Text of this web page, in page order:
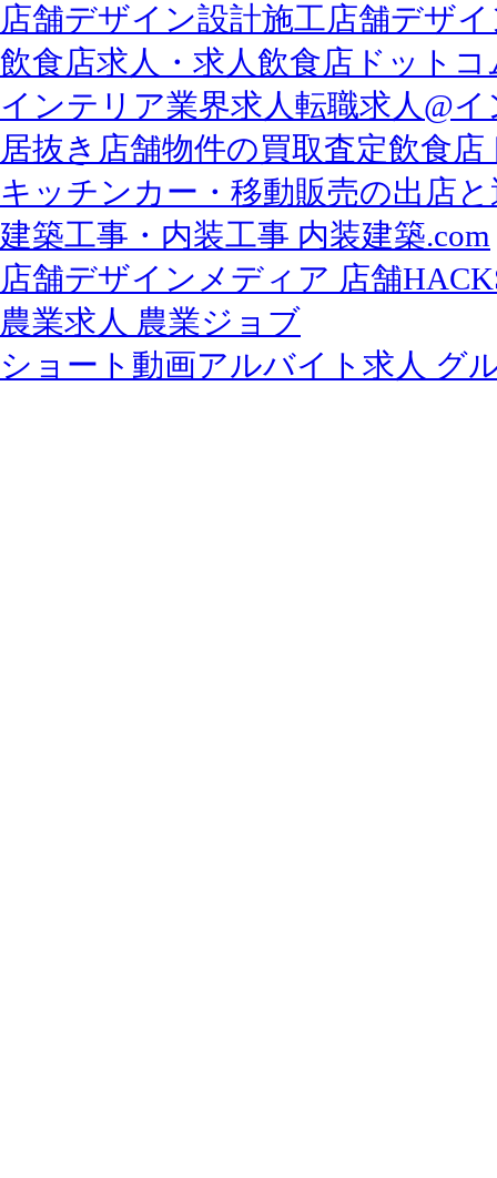
店舗デザイン設計施工店舗デザ
飲食店求人・ 求人飲食店ドットコ
インテリア業界求人転職求人@
居抜き店舗物件の買取査定飲食
キッチンカー・移動販売の出店
建築工事・内装工事 内装建築.com
店舗デザインメディア 店舗
農業求人 農業ジョブ
ショート動画アルバイト求人 グ